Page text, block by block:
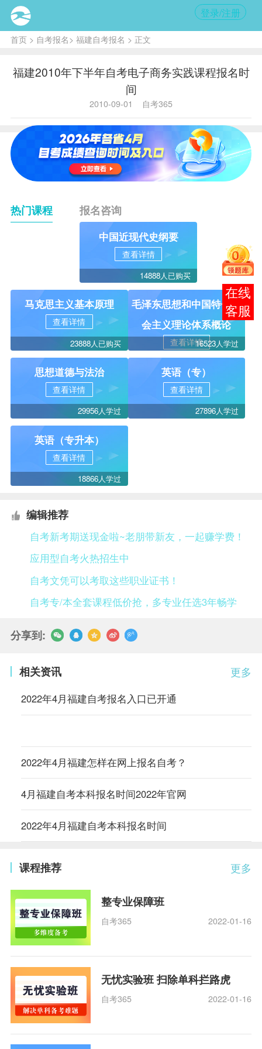
登录/注册
首页> 自考报名> 福建自考报名 > 正文
福建2010年下半年自考电子商务实践课程报名时
间
2010-09-01 自考365
热门课程 报名咨询
中国近现代史纲要
查看详情
14888人已购买
马克思主义基本原理
查看详情
23888人已购买
毛泽东思想和中国特色社
会主义理论体系概论
查看详情16523人学过
思想道德与法治
查看详情
29956人学过
英语（专）
查看详情
27896人学过
英语（专升本）
查看详情
18866人学过
编辑推荐
自考新考期送现金啦~老朋带新友，一起赚学费！
应用型自考火热招生中
自考文凭可以考取这些职业证书！
自考专/本全套课程低价抢，多专业任选3年畅学
分享到:
更多
相关资讯
2022年4月福建自考报名入口已开通
2022年4月福建怎样在网上报名自考？
4月福建自考本科报名时间2022年官网
2022年4月福建自考本科报名时间
更多
课程推荐
整专业保障班
自考365 2022-01-16
无忧实验班 扫除单科拦路虎
自考365 2022-01-16
在线
客服